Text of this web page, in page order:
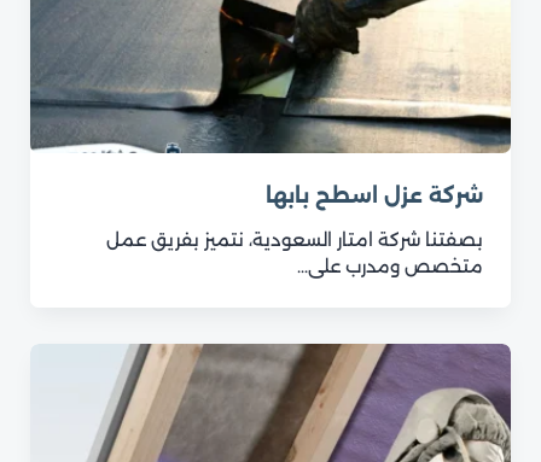
شركة عزل اسطح بابها
بصفتنا شركة امتار السعودية، نتميز بفريق عمل
متخصص ومدرب على…